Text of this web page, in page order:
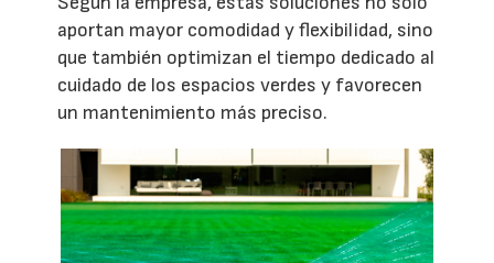
aportan mayor comodidad y flexibilidad, sino
que también optimizan el tiempo dedicado al
cuidado de los espacios verdes y favorecen
un mantenimiento más preciso.